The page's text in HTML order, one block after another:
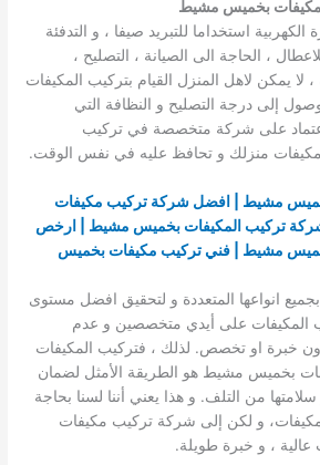
بخميس مشيط
الكهربية استخداما للتبريد صيفا ، و التدفئة
، الحاجة الى الصيانة ، التصليح ،
لا يمكن لاهل المنزل القيام بتركيب المكيفات
إلى درجة التصليح و النظافة التي
على شركة متخصصة في تركيب
مكيفات منزلك و تحافظ عليه في نفس الوقت.
مشيط | افضل شركة تركيب مكيفات
تركيب المكيفات بخميس مشيط | ارخص
مشيط | فني تركيب مكيفات بخميس
انواعها المتعددة و لتحقيق افضل مستوى
المكيفات على أيدي متخصصين و عدم
خبرة او تخصص. لذلك ، فتركيب المكيفات
بخميس مشيط هو الطريقة الأمثل لضمان
من التلف. و هذا يعني أننا لسنا بحاجة
و لكن إلى شركة تركيب مكيفات
، و خبرة طويلة.